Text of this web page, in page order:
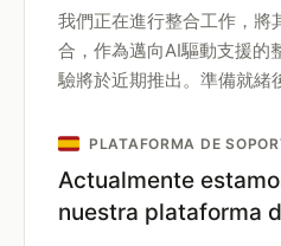
我們正在進行整合工作，將
合，作為邁向AI驅動支援的
驗將於近期推出。準備就緒
PLATAFORMA DE
Actualmente
nuestra plataforma